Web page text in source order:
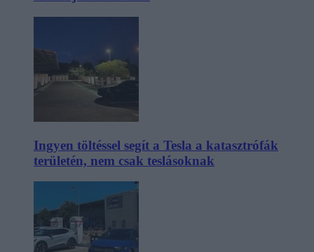
Ingyen töltéssel segít a Tesla a katasztrófák
területén, nem csak teslásoknak